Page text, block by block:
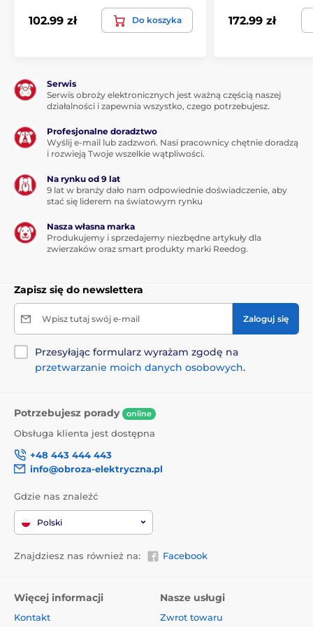
Odbiornik:szerokość - 3,5 cm; wysokość
- 8 cm; głębokość 3 cm, waga 60 gramów. Metalowe
elektrody 12 mm.
Produkt znajduje się w kategoriach
Obroże treningowe 0 do 300 metrów
301 do 600 metrów
Wibracyjne Dźwiękowe
Wodoodporne Dla średnich psów
Dla dużych psów Dla 3 - 9 psów
102.99 zł Do koszyka 172.99 zł
Serwis
Serwis obroży elektronicznych jest ważną częścią naszej
działalności i zapewnia wszystko, czego potrzebujesz.
Profesjonalne doradztwo
Wyślij e-mail lub zadzwoń. Nasi pracownicy chętnie doradzą
i rozwieją Twoje wszelkie wątpliwości.
Na rynku od 9 lat
9 lat w branży dało nam odpowiednie doświadczenie, aby
stać się liderem na światowym rynku
Nasza własna marka
Produkujemy i sprzedajemy niezbędne artykuły dla
zwierzaków oraz smart produkty marki Reedog.
Zapisz się do newslettera
Wpisz tutaj swój e-mail Zaloguj się
Przesyłając formularz wyrażam zgodę na
przetwarzanie moich danych osobowych.
Potrzebujesz porady online
Obsługa klienta jest dostępna
+48 443 444 443
info@obroza-elektryczna.pl
Gdzie nas znaleźć
Polski
Znajdziesz nas również na: Facebook
Więcej informacji
Kontakt
Nasze usługi
Zwrot towaru